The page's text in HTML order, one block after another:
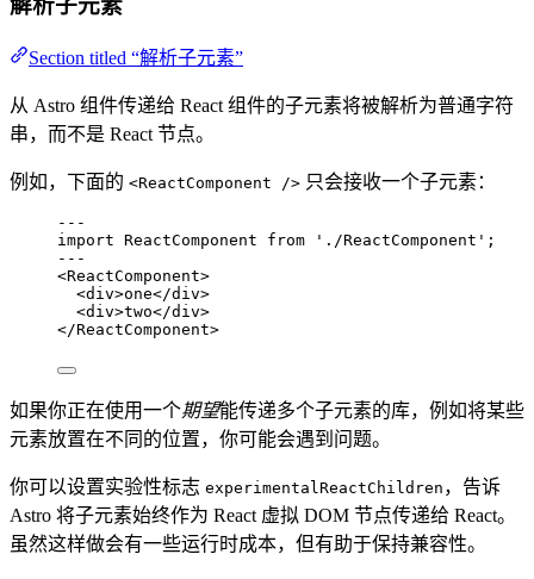
解析子元素
Section titled “解析子元素”
从 Astro 组件传递给 React 组件的子元素将被解析为普通字符
串，而不是 React 节点。
例如，下面的 <ReactComponent /> 只会接收一个子元素：
---
import ReactComponent from ' ./ReactComponent ' ;
---
<ReactComponent>
<div>one</div>
<div>two</div>
</ReactComponent>
如果你正在使用一个期望能传递多个子元素的库，例如将某些
元素放置在不同的位置，你可能会遇到问题。
你可以设置实验性标志 experimentalReactChildren ，告诉
Astro 将子元素始终作为 React 虚拟 DOM 节点传递给 React。
虽然这样做会有一些运行时成本，但有助于保持兼容性。